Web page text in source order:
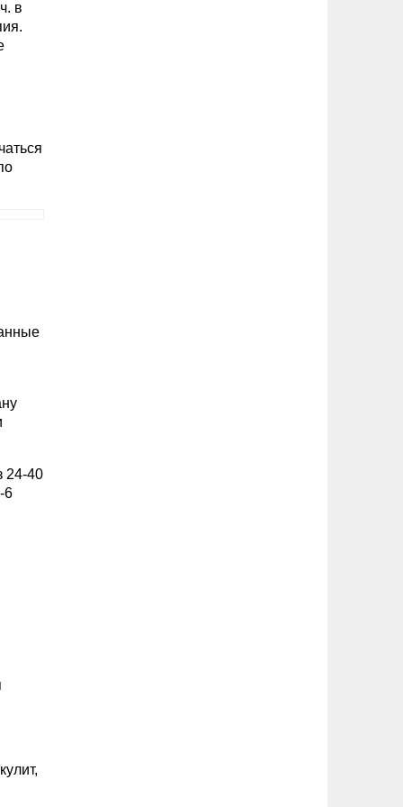
в
24-40
6